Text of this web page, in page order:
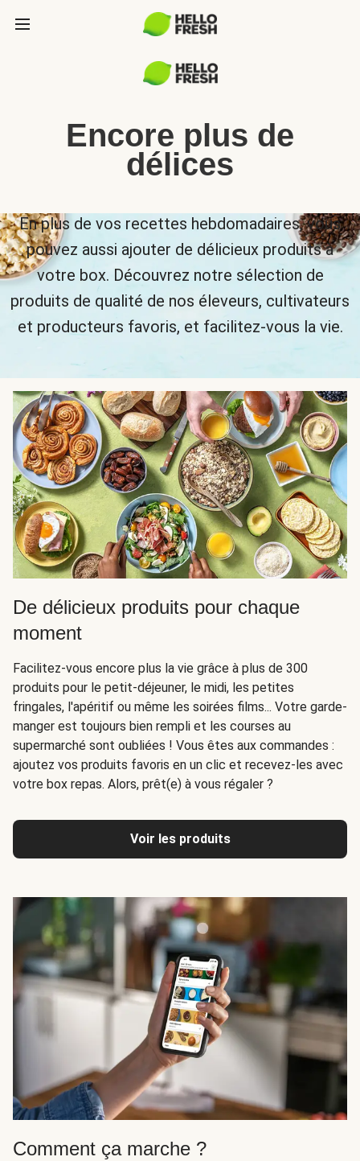
Encore plus de
délices
En plus de vos recettes hebdomadaires, vous
pouvez aussi ajouter de délicieux produits à
votre box. Découvrez notre sélection de
produits de qualité de nos éleveurs, cultivateurs
et producteurs favoris, et facilitez-vous la vie.
De délicieux produits pour chaque
moment
Facilitez-vous encore plus la vie grâce à plus de 300
produits pour le petit-déjeuner, le midi, les petites
fringales, l'apéritif ou même les soirées films... Votre garde-
manger est toujours bien rempli et les courses au
supermarché sont oubliées ! Vous êtes aux commandes :
ajoutez vos produits favoris en un clic et recevez-les avec
votre box repas. Alors, prêt(e) à vous régaler ?
Voir les produits
Comment ça marche ?